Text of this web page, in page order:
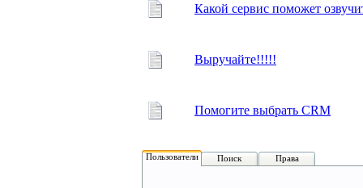
Какой сервис поможет
Выручайте!!!!!
Помогите выбрать CRM
Пользователи Поиск Права